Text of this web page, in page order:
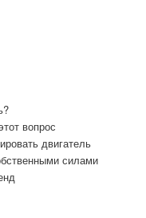
вопрос
двигатель
силами